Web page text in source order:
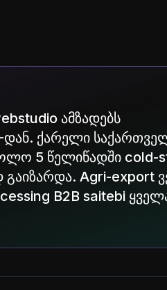
ამზადებს
დან. ქარელი
5 წელიწადში cold-
Agri-export
B2B saitebi